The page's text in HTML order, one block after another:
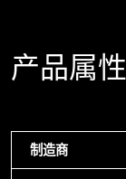
产品属性
制造商